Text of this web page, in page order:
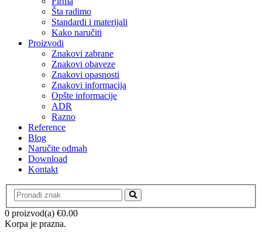
Šta radimo
Standardi i materijali
Kako naručiti
Proizvodi
Znakovi zabrane
Znakovi obaveze
Znakovi opasnosti
Znakovi informacija
Opšte informacije
ADR
Razno
Reference
Blog
Naručite odmah
Download
Kontakt
0 proizvod(a) €0.00
Korpa je prazna.